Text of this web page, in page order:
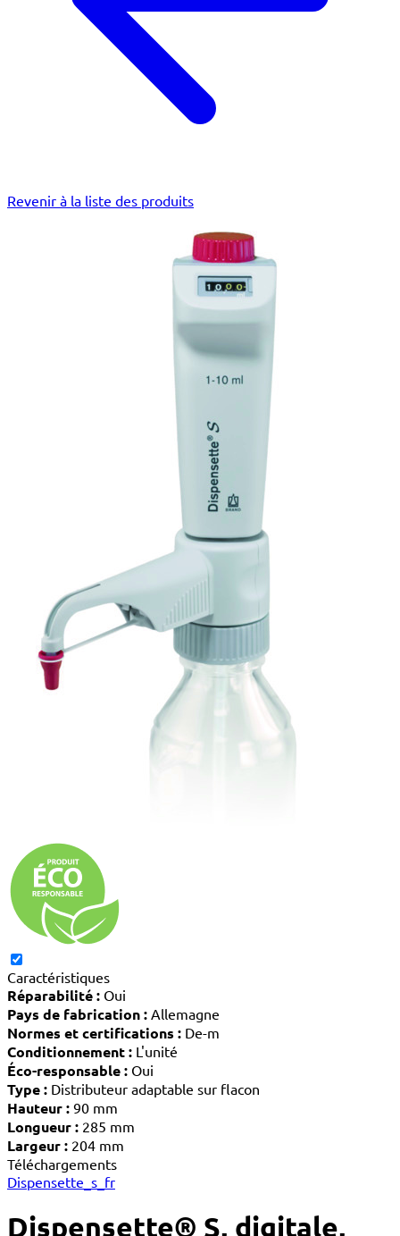
Revenir à la liste des produits
Caractéristiques
Réparabilité : Oui
Pays de fabrication : Allemagne
Normes et certifications : De-m
Conditionnement : L'unité
Éco-responsable : Oui
Type : Distributeur adaptable sur flacon
Hauteur : 90 mm
Longueur : 285 mm
Largeur : 204 mm
Téléchargements
Dispensette_s_fr
Dispensette® S, digitale,